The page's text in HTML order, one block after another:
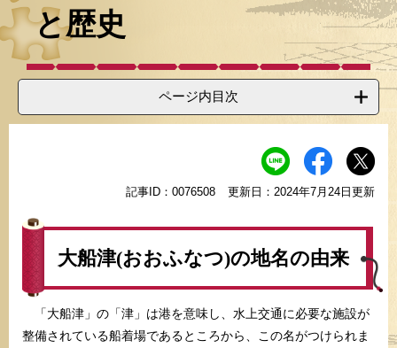
と歴史
ページ内目次
記事ID：0076508 更新日：2024年7月24日更新
大船津(おおふなつ)の地名の由来
「大船津」の「津」は港を意味し、水上交通に必要な施設が
整備されている船着場であるところから、この名がつけられま